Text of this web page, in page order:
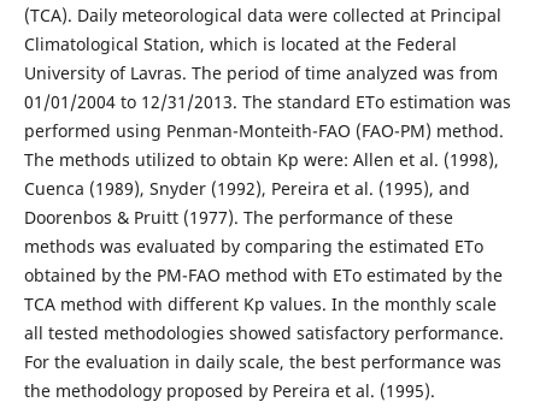
(TCA). Daily meteorological data were collected at Principal
Climatological Station, which is located at the Federal
University of Lavras. The period of time analyzed was from
01/01/2004 to 12/31/2013. The standard ETo estimation was
performed using Penman-Monteith-FAO (FAO-PM) method.
The methods utilized to obtain Kp were: Allen et al. (1998),
Cuenca (1989), Snyder (1992), Pereira et al. (1995), and
Doorenbos & Pruitt (1977). The performance of these
methods was evaluated by comparing the estimated ETo
obtained by the PM-FAO method with ETo estimated by the
TCA method with different Kp values. In the monthly scale
all tested methodologies showed satisfactory performance.
For the evaluation in daily scale, the best performance was
the methodology proposed by Pereira et al. (1995).